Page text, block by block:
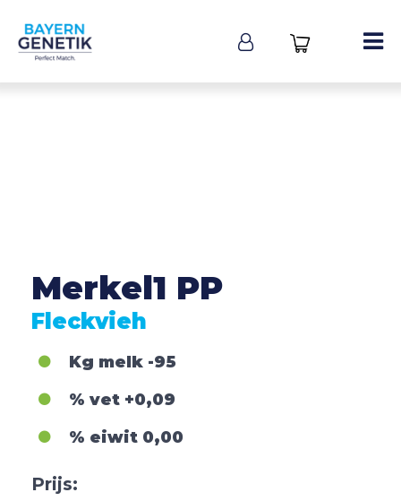
Merkel1 PP
Fleckvieh
Kg melk -95
% vet +0,09
% eiwit 0,00
Prijs: